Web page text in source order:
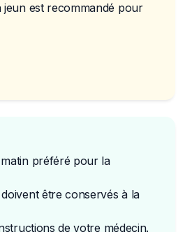
jeun est recommandé pour
préféré pour la
être conservés à la
de votre médecin.